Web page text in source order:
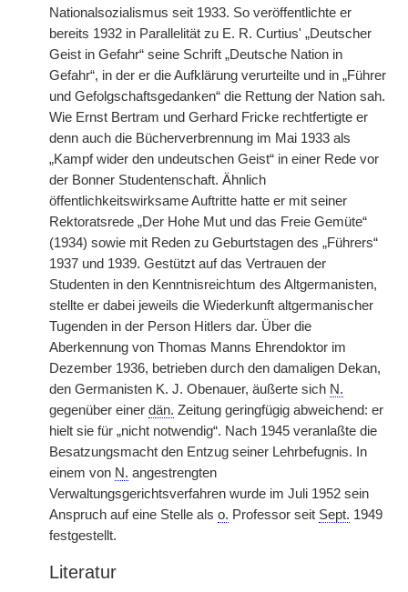
Nationalsozialismus seit 1933. So veröffentlichte er
bereits 1932 in Parallelität zu E. R. Curtius' „Deutscher
Geist in Gefahr“ seine Schrift „Deutsche Nation in
Gefahr“, in der er die Aufklärung verurteilte und in „Führer
und Gefolgschaftsgedanken“ die Rettung der Nation sah.
Wie Ernst Bertram und Gerhard Fricke rechtfertigte er
denn auch die Bücherverbrennung im Mai 1933 als
„Kampf wider den undeutschen Geist“ in einer Rede vor
der Bonner Studentenschaft. Ähnlich
öffentlichkeitswirksame Auftritte hatte er mit seiner
Rektoratsrede „Der Hohe Mut und das Freie Gemüte“
(1934) sowie mit Reden zu Geburtstagen des „Führers“
1937 und 1939. Gestützt auf das Vertrauen der
Studenten in den Kenntnisreichtum des Altgermanisten,
stellte er dabei jeweils die Wiederkunft altgermanischer
Tugenden in der Person Hitlers dar. Über die
Aberkennung von Thomas Manns Ehrendoktor im
Dezember 1936, betrieben durch den damaligen Dekan,
den Germanisten K. J. Obenauer, äußerte sich N.
gegenüber einer dän. Zeitung geringfügig abweichend: er
hielt sie für „nicht notwendig“. Nach 1945 veranlaßte die
Besatzungsmacht den Entzug seiner Lehrbefugnis. In
einem von N. angestrengten
Verwaltungsgerichtsverfahren wurde im Juli 1952 sein
Anspruch auf eine Stelle als o. Professor seit Sept. 1949
festgestellt.
Literatur